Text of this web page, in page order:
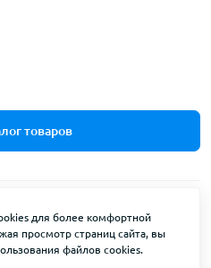
товаров
для более комфортной
просмотр страниц сайта, вы
файлов cookies.